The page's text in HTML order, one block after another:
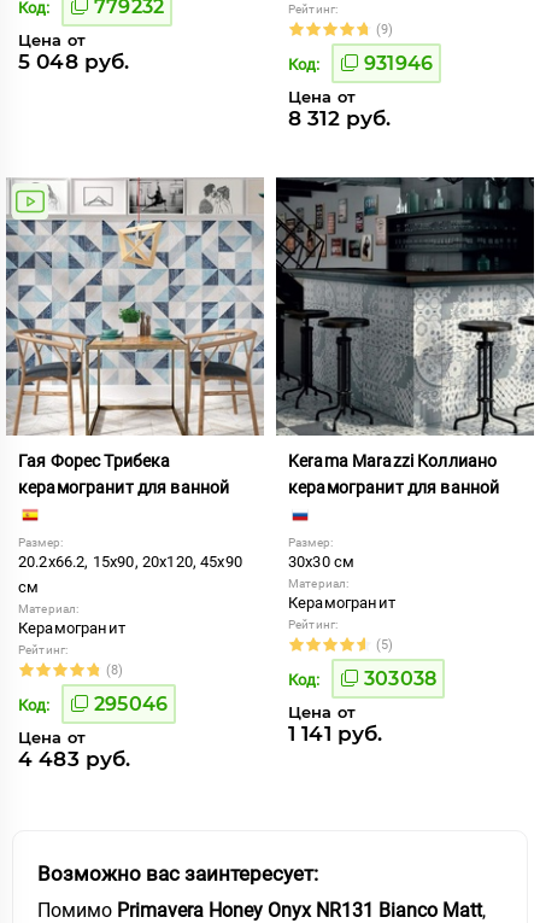
Код: 779232
Цена от
5 048 руб.
Рейтинг:
(9)
Код: 931946
Цена от
8 312 руб.
Гая Форес Трибека
керамогранит для ванной
Размер:
20.2x66.2, 15x90, 20x120, 45x90
см
Материал:
Керамогранит
Рейтинг:
(8)
Код: 295046
Цена от
4 483 руб.
Kerama Marazzi Коллиано
керамогранит для ванной
Размер:
30x30 см
Материал:
Керамогранит
Рейтинг:
(5)
Код: 303038
Цена от
1 141 руб.
Возможно вас заинтересует:
Помимо Primavera Honey Onyx NR131 Bianco Matt,